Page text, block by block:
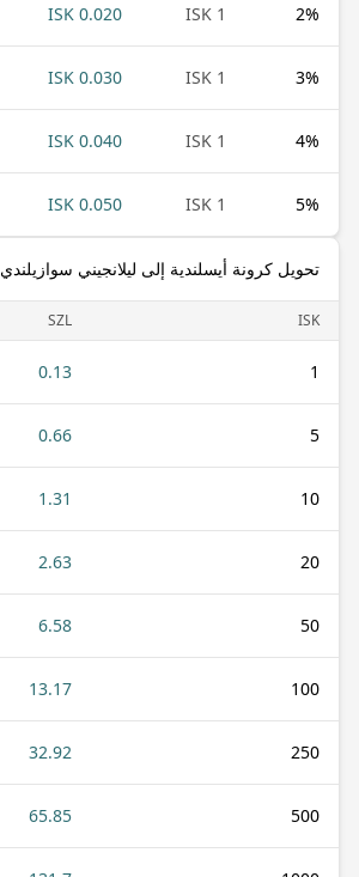
2%
1 ISK
0.020 ISK
3%
1 ISK
0.030 ISK
4%
1 ISK
0.040 ISK
5%
1 ISK
0.050 ISK
تحويل كرونة أيسلندية إلى ليلانجيني سوازيلندي
ISK
SZL
1
0.13
5
0.66
10
1.31
20
2.63
50
6.58
100
13.17
250
32.92
500
65.85